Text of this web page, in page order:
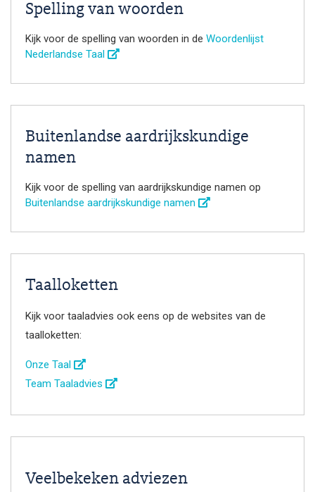
Spelling van woorden
Kijk voor de spelling van woorden in de Woordenlijst
Nederlandse Taal
Buitenlandse aardrijkskundige
namen
Kijk voor de spelling van aardrijkskundige namen op
Buitenlandse aardrijkskundige namen
Taalloketten
Kijk voor taaladvies ook eens op de websites van de
taalloketten:
Onze Taal
Team Taaladvies
Veelbekeken adviezen